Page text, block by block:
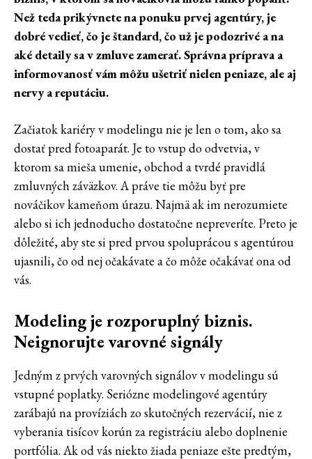
Než teda prikývnete na ponuku prvej agentúry, je
dobré vedieť, čo je štandard, čo už je podozrivé a na
aké detaily sa v zmluve zamerať. Správna príprava a
informovanosť vám môžu ušetriť nielen peniaze, ale aj
nervy a reputáciu.
Začiatok kariéry v modelingu nie je len o tom, ako sa
dostať pred fotoaparát. Je to vstup do odvetvia, v
ktorom sa mieša umenie, obchod a tvrdé pravidlá
zmluvných záväzkov. A práve tie môžu byť pre
nováčikov kameňom úrazu. Najmä ak im nerozumiete
alebo si ich jednoducho dostatočne nepreveríte. Preto je
dôležité, aby ste si pred prvou spoluprácou s agentúrou
ujasnili, čo od nej očakávate a čo môže očakávať ona od
vás.
Modeling je rozporuplný biznis.
Neignorujte varovné signály
Jedným z prvých varovných signálov v modelingu sú
vstupné poplatky. Seriózne modelingové agentúry
zarábajú na províziách zo skutočných rezervácií, nie z
vyberania tisícov korún za registráciu alebo doplnenie
portfólia. Ak od vás niekto žiada peniaze ešte predtým,